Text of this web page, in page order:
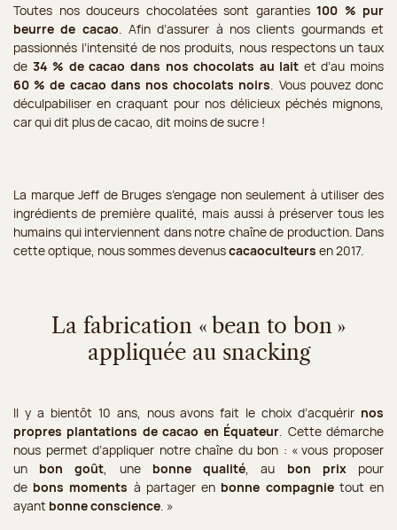
Toutes nos douceurs chocolatées sont garanties 100 % pur
beurre de cacao. Afin d’assurer à nos clients gourmands et
passionnés l’intensité de nos produits, nous respectons un taux
de 34 % de cacao dans nos chocolats au lait et d’au moins
60 % de cacao dans nos chocolats noirs. Vous pouvez donc
déculpabiliser en craquant pour nos délicieux péchés mignons,
car qui dit plus de cacao, dit moins de sucre !
La marque Jeff de Bruges s’engage non seulement à utiliser des
ingrédients de première qualité, mais aussi à préserver tous les
humains qui interviennent dans notre chaîne de production. Dans
cette optique, nous sommes devenuscacaoculteurs en 2017.
La fabrication « bean to bon »
appliquée au snacking
Il y a bientôt 10 ans, nous avons fait le choix d’acquérir nos
propres plantations de cacao en Équateur. Cette démarche
nous permet d’appliquer notre chaîne du bon : « vous proposer
un bon goût, une bonne qualité, au bon prixpour
de bons moments à partager en bonne compagnietout en
ayant bonne conscience. »